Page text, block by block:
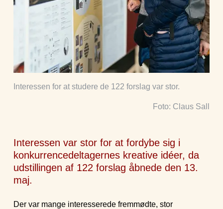
Interessen for at studere de 122 forslag var stor.
Foto: Claus Sall
Interessen var stor for at fordybe sig i
konkurrencedeltagernes kreative idéer, da
udstillingen af 122 forslag åbnede den 13.
maj.
Der var mange interesserede fremmødte, stor